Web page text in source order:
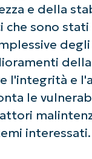
e della
che sono
l'integrità e
le
interessati.